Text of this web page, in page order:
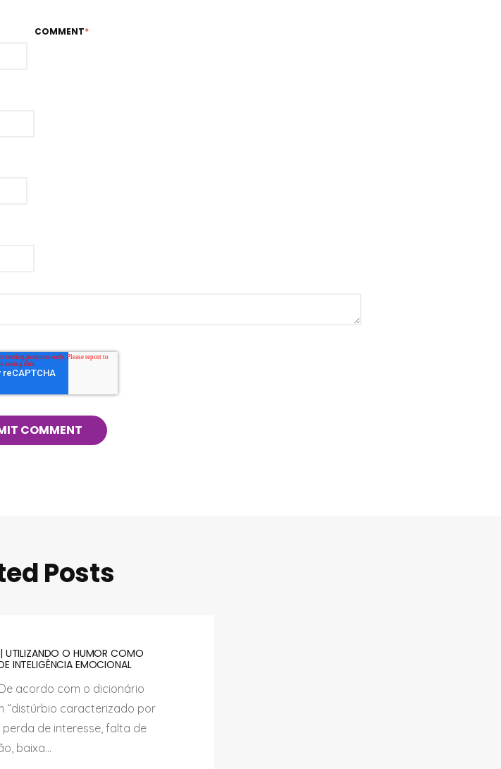
COMMENT*
Posts
UTILIZANDO O HUMOR COMO
INTELIGÊNCIA EMOCIONAL
acordo com o dicionário
“distúrbio caracterizado por
de interesse, falta de
baixa...